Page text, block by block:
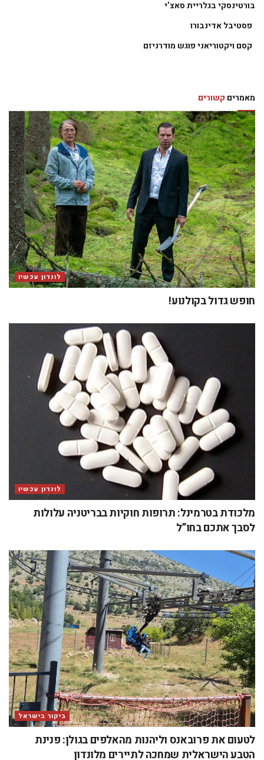
בורטינסקי בגלריית סאצ’י
פסטיבל אדינבורו
קסם ויקטוריאני פוגש מודרניזם
מאמרים קשורים
לונדון עכשיו
חופש גדול בקולנוע!
לונדון עכשיו
מלכודת בטרמינל: תרופות חוקיות בבריטניה עלולות
לסבך אתכם בחו”ל
ביקור בישראל
לטעום את פרובאנס וליהנות מהאלפים בגולן: פנינת
הטבע הישראלית שמחכה לתיירים מלונדון